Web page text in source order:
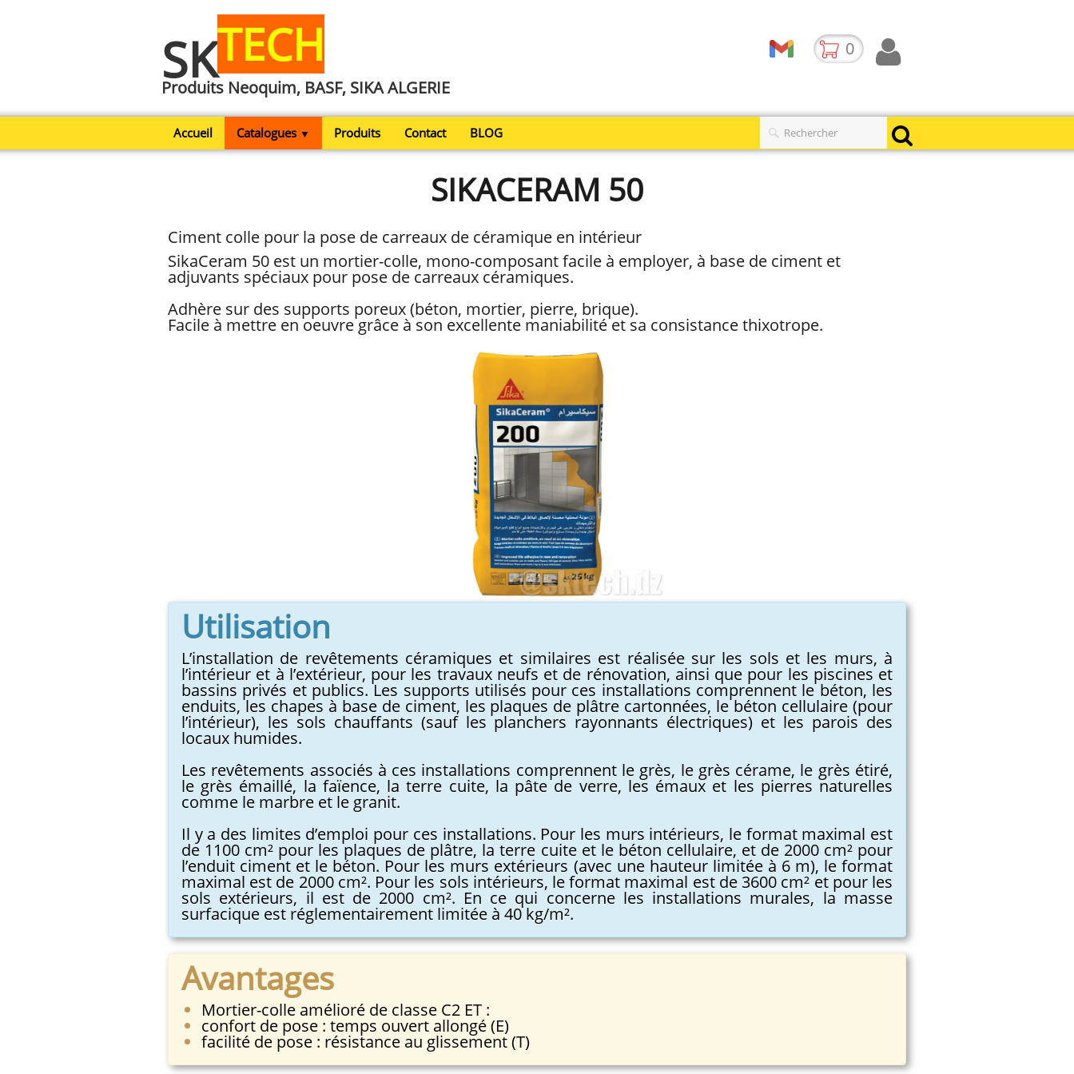
SKTECH
Produits Neoquim, BASF, SIKA ALGERIE
0
Accueil Catalogues ▼ Produits Contact BLOG
SIKACERAM 50
Ciment colle pour la pose de carreaux de céramique en intérieur
SikaCeram 50 est un mortier-colle, mono-composant facile à employer, à base de ciment et
adjuvants spéciaux pour pose de carreaux céramiques.
Adhère sur des supports poreux (béton, mortier, pierre, brique).
Facile à mettre en oeuvre grâce à son excellente maniabilité et sa consistance thixotrope.
Utilisation
L’installation de revêtements céramiques et similaires est réalisée sur les sols et les murs, à
l’intérieur et à l’extérieur, pour les travaux neufs et de rénovation, ainsi que pour les piscines et
bassins privés et publics. Les supports utilisés pour ces installations comprennent le béton, les
enduits, les chapes à base de ciment, les plaques de plâtre cartonnées, le béton cellulaire (pour
l’intérieur), les sols chauffants (sauf les planchers rayonnants électriques) et les parois des
locaux humides.
Les revêtements associés à ces installations comprennent le grès, le grès cérame, le grès étiré,
le grès émaillé, la faïence, la terre cuite, la pâte de verre, les émaux et les pierres naturelles
comme le marbre et le granit.
Il y a des limites d’emploi pour ces installations. Pour les murs intérieurs, le format maximal est
de 1100 cm² pour les plaques de plâtre, la terre cuite et le béton cellulaire, et de 2000 cm² pour
l’enduit ciment et le béton. Pour les murs extérieurs (avec une hauteur limitée à 6 m), le format
maximal est de 2000 cm². Pour les sols intérieurs, le format maximal est de 3600 cm² et pour les
sols extérieurs, il est de 2000 cm². En ce qui concerne les installations murales, la masse
surfacique est réglementairement limitée à 40 kg/m².
Avantages
Mortier-colle amélioré de classe C2 ET :
confort de pose : temps ouvert allongé (E)
facilité de pose : résistance au glissement (T)